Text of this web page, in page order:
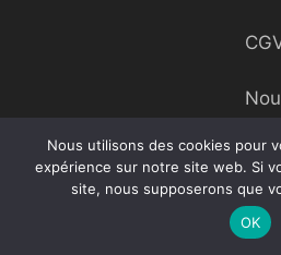
Nous utilisons des cookies pour
expérience sur notre site web. Si
site, nous supposerons que
OK